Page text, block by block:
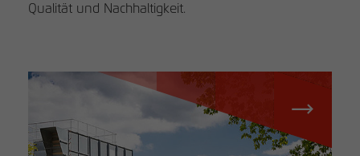
Qualität und Nachhaltigkeit.